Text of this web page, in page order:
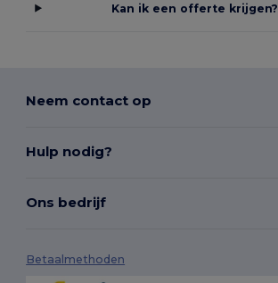
Kan ik een offerte krijgen?
Neem contact op
Hulp nodig?
Ons bedrijf
Betaalmethoden